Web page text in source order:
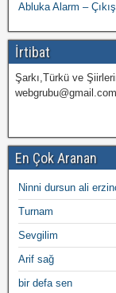
Abluka Alarm – Çıkış
İrtibat
Şarkı,Türkü ve
webgrubu@gmail.com
En Çok Aranan
Ninni dursun ali
Turnam
Sevgilim
Arif sağ
bir defa sen